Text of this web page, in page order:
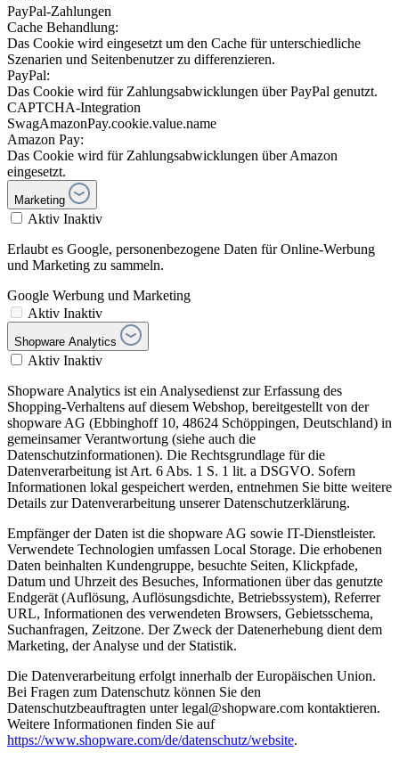
PayPal-Zahlungen
Cache Behandlung:
Das Cookie wird eingesetzt um den Cache für unterschiedliche
Szenarien und Seitenbenutzer zu differenzieren.
PayPal:
Das Cookie wird für Zahlungsabwicklungen über PayPal genutzt.
CAPTCHA-Integration
SwagAmazonPay.cookie.value.name
Amazon Pay:
Das Cookie wird für Zahlungsabwicklungen über Amazon
eingesetzt.
Marketing
Aktiv Inaktiv
Erlaubt es Google, personenbezogene Daten für Online-Werbung
und Marketing zu sammeln.
Google Werbung und Marketing
Aktiv Inaktiv
Shopware Analytics
Aktiv Inaktiv
Shopware Analytics ist ein Analysedienst zur Erfassung des
Shopping-Verhaltens auf diesem Webshop, bereitgestellt von der
shopware AG (Ebbinghoff 10, 48624 Schöppingen, Deutschland) in
gemeinsamer Verantwortung (siehe auch die
Datenschutzinformationen). Die Rechtsgrundlage für die
Datenverarbeitung ist Art. 6 Abs. 1 S. 1 lit. a DSGVO. Sofern
Informationen lokal gespeichert werden, entnehmen Sie bitte weitere
Details zur Datenverarbeitung unserer Datenschutzerklärung.
Empfänger der Daten ist die shopware AG sowie IT-Dienstleister.
Verwendete Technologien umfassen Local Storage. Die erhobenen
Daten beinhalten Kundengruppe, besuchte Seiten, Klickpfade,
Datum und Uhrzeit des Besuches, Informationen über das genutzte
Endgerät (Auflösung, Auflösungsdichte, Betriebssystem), Referrer
URL, Informationen des verwendeten Browsers, Gebietsschema,
Suchanfragen, Zeitzone. Der Zweck der Datenerhebung dient dem
Marketing, der Analyse und der Statistik.
Die Datenverarbeitung erfolgt innerhalb der Europäischen Union.
Bei Fragen zum Datenschutz können Sie den
Datenschutzbeauftragten unter legal@shopware.com kontaktieren.
Weitere Informationen finden Sie auf
https://www.shopware.com/de/datenschutz/website.